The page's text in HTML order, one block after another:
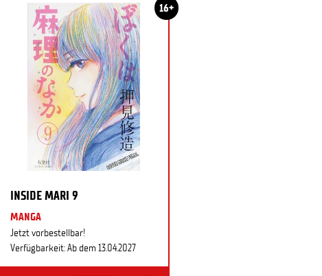
16+
INSIDE MARI 9
MANGA
Jetzt vorbestellbar!
Verfügbarkeit: Ab dem 13.04.2027